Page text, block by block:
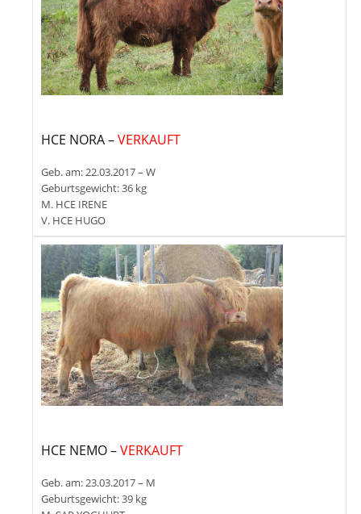
HCE NORA –VERKAUFT
Geb. am: 22.03.2017 – W
Geburtsgewicht: 36 kg
M. HCE IRENE
V. HCE HUGO
HCE NEMO –VERKAUFT
Geb. am: 23.03.2017 – M
Geburtsgewicht: 39 kg